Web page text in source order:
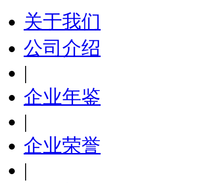
关于我们
公司介绍
|
企业年鉴
|
企业荣誉
|